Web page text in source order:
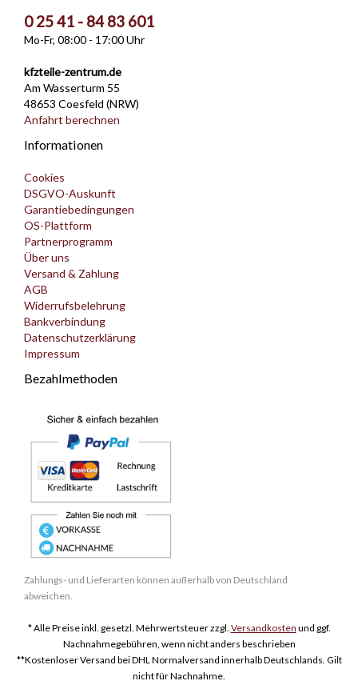
0 25 41 - 84 83 601
Mo-Fr, 08:00 - 17:00 Uhr
kfzteile-zentrum.de
Am Wasserturm 55
48653 Coesfeld (NRW)
Anfahrt berechnen
Informationen
Cookies
DSGVO-Auskunft
Garantiebedingungen
OS-Plattform
Partnerprogramm
Über uns
Versand & Zahlung
AGB
Widerrufsbelehrung
Bankverbindung
Datenschutzerklärung
Impressum
Bezahlmethoden
Zahlungs- und Lieferarten können außerhalb von Deutschland
abweichen.
* Alle Preise inkl. gesetzl. Mehrwertsteuer zzgl. Versandkosten und ggf.
Nachnahmegebühren, wenn nicht anders beschrieben
**Kostenloser Versand bei DHL Normalversand innerhalb Deutschlands. Gilt
nicht für Nachnahme.